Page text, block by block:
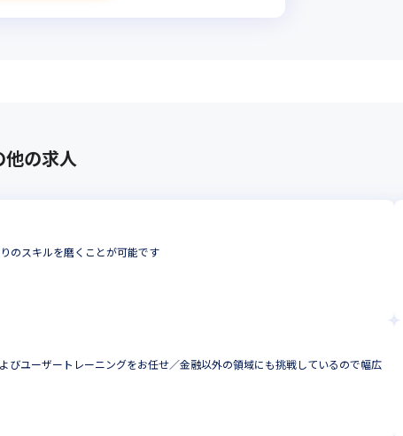
他の求人
のスキルを磨くことが可能です
ユーザートレーニングをお任せ／金融以外の領域にも挑戦しているので幅広